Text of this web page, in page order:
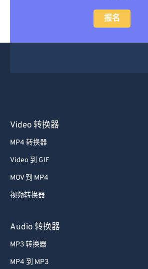
报名
Video 转换器
MP4 转换器
Video 到 GIF
MOV 到 MP4
视频转换器
Audio 转换器
MP3 转换器
MP4 到 MP3